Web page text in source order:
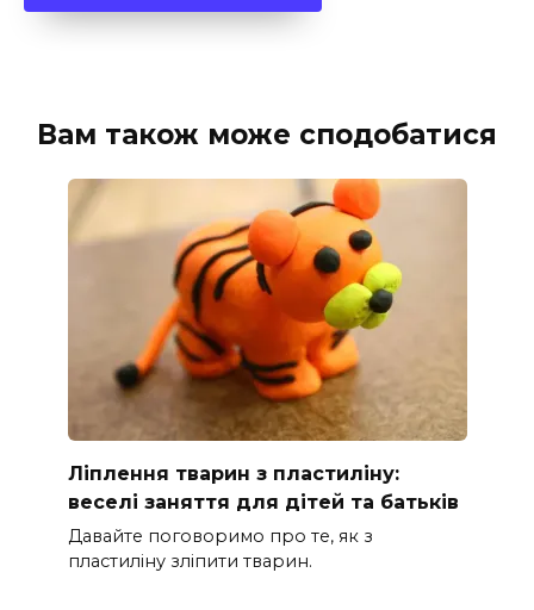
Вам також може сподобатися
Ліплення тварин з пластиліну:
веселі заняття для дітей та батьків
Давайте поговоримо про те, як з
пластиліну зліпити тварин.